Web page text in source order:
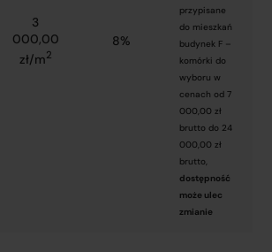
3
000,00
zł/m2
8%
przypisane
do mieszkań
budynek F –
komórki do
wyboru w
cenach od 7
000,00 zł
brutto do 24
000,00 zł
brutto,
dostępność
może ulec
zmianie